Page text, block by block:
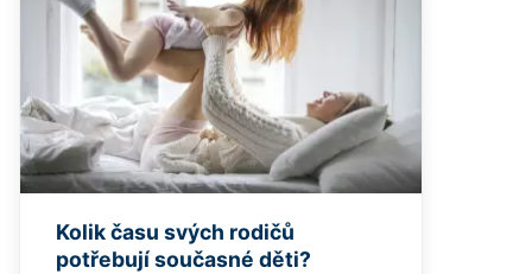
Kolik času svých rodičů
potřebují současné děti?